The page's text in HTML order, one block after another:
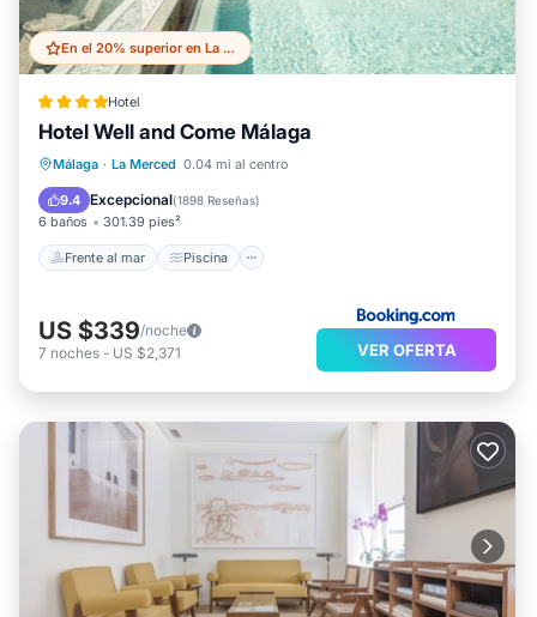
En el 20% superior en La Merced
Hotel
Hotel Well and Come Málaga
Málaga · La Merced 0.04 mi al centro
9.4 Excepcional(1898 Reseñas)
6 baños 301.39 pies²
Frente al mar Piscina
Frente al mar Piscina
Vista al mar
US $339/noche
7 noches - US $2,371 VER OFERTA